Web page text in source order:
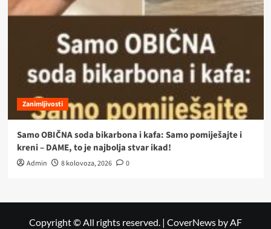
Zanimljivosti
Samo OBIČNA soda bikarbona i kafa: Samo pomiješajte i
kreni – DAME, to je najbolja stvar ikad!
Admin 8 kolovoza, 2026 0
Copyright © All rights reserved. | CoverNews by AF